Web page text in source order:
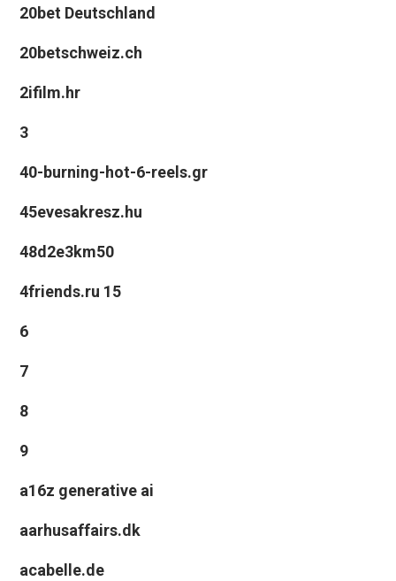
20bet Deutschland
20betschweiz.ch
2ifilm.hr
3
40-burning-hot-6-reels.gr
45evesakresz.hu
48d2e3km50
4friends.ru 15
6
7
8
9
a16z generative ai
aarhusaffairs.dk
acabelle.de